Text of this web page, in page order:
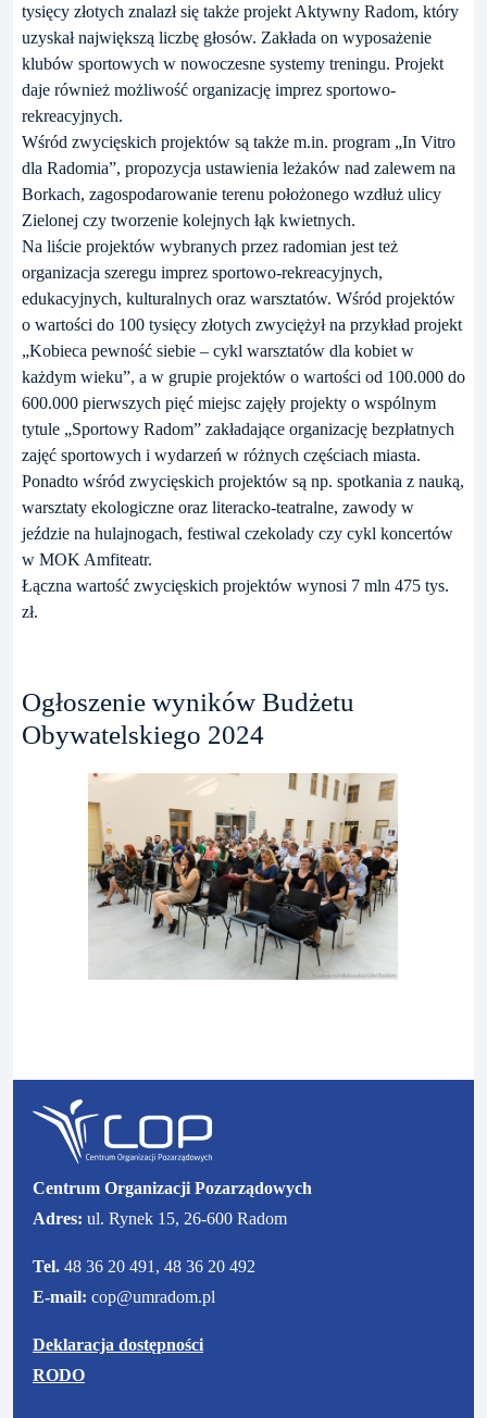
tysięcy złotych znalazł się także projekt Aktywny Radom, który
uzyskał największą liczbę głosów. Zakłada on wyposażenie
klubów sportowych w nowoczesne systemy treningu. Projekt
daje również możliwość organizację imprez sportowo-
rekreacyjnych.
Wśród zwycięskich projektów są także m.in. program „In Vitro
dla Radomia”, propozycja ustawienia leżaków nad zalewem na
Borkach, zagospodarowanie terenu położonego wzdłuż ulicy
Zielonej czy tworzenie kolejnych łąk kwietnych.
Na liście projektów wybranych przez radomian jest też
organizacja szeregu imprez sportowo-rekreacyjnych,
edukacyjnych, kulturalnych oraz warsztatów. Wśród projektów
o wartości do 100 tysięcy złotych zwyciężył na przykład projekt
„Kobieca pewność siebie – cykl warsztatów dla kobiet w
każdym wieku”, a w grupie projektów o wartości od 100.000 do
600.000 pierwszych pięć miejsc zajęły projekty o wspólnym
tytule „Sportowy Radom” zakładające organizację bezpłatnych
zajęć sportowych i wydarzeń w różnych częściach miasta.
Ponadto wśród zwycięskich projektów są np. spotkania z nauką,
warsztaty ekologiczne oraz literacko-teatralne, zawody w
jeździe na hulajnogach, festiwal czekolady czy cykl koncertów
w MOK Amfiteatr.
Łączna wartość zwycięskich projektów wynosi 7 mln 475 tys.
zł.
Ogłoszenie wyników Budżetu
Obywatelskiego 2024
p
d
n
s
s
n
Centrum Organizacji Pozarządowych
Adres: ul. Rynek 15, 26-600 Radom
Tel. 48 36 20 491, 48 36 20 492
E-mail: cop@umradom.pl
Deklaracja dostępności
RODO